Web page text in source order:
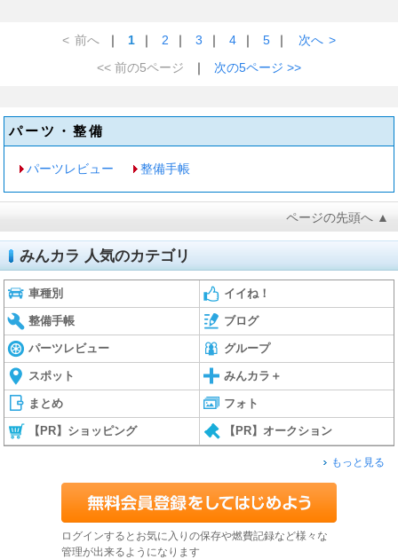
< 前へ ｜ 1 ｜ 2 ｜ 3 ｜ 4 ｜ 5 ｜ 次へ >
<< 前の5ページ
｜ 次の5ページ >>
パーツ・整備
パーツレビュー 整備手帳
ページの先頭へ ▲
みんカラ 人気のカテゴリ
車種別 イイね！
整備手帳 ブログ
パーツレビュー グループ
スポット みんカラ＋
まとめ フォト
【PR】ショッピング 【PR】オークション
もっと見る
ログインするとお気に入りの保存や燃費記録など様々な
管理が出来るようになります